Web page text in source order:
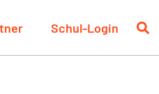
Schul-Login